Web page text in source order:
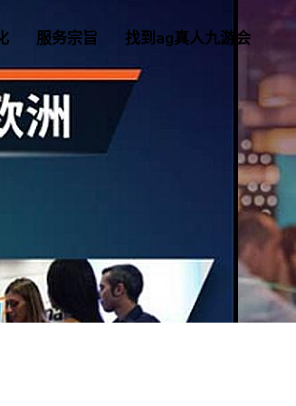
服务宗旨 找到ag真人九游会